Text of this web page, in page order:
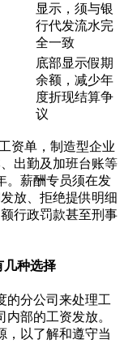
显示，须与银
行代发流水完
全一致
底部显示假期
余额，减少年
度折现结算争
议
资单，制造型企业
出勤及加班台账等
。薪酬专员须在发
放、拒绝提供明细
行政罚款甚至刑事
几种选择
的分公司来处理工
部的工资发放。
，以了解和遵守当